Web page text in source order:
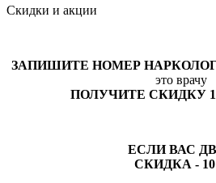
Скидки и акции
ЗАПИШИТЕ НОМЕР
это врачу
ПОЛУЧИТЕ СКИДКУ
ЕСЛИ ВАС
СКИДКА -